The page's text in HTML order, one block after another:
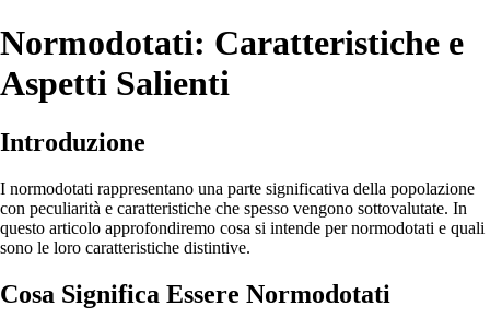
Normodotati: Caratteristiche e
Aspetti Salienti
Introduzione
I normodotati rappresentano una parte significativa della popolazione
con peculiarità e caratteristiche che spesso vengono sottovalutate. In
questo articolo approfondiremo cosa si intende per normodotati e quali
sono le loro caratteristiche distintive.
Cosa Significa Essere Normodotati